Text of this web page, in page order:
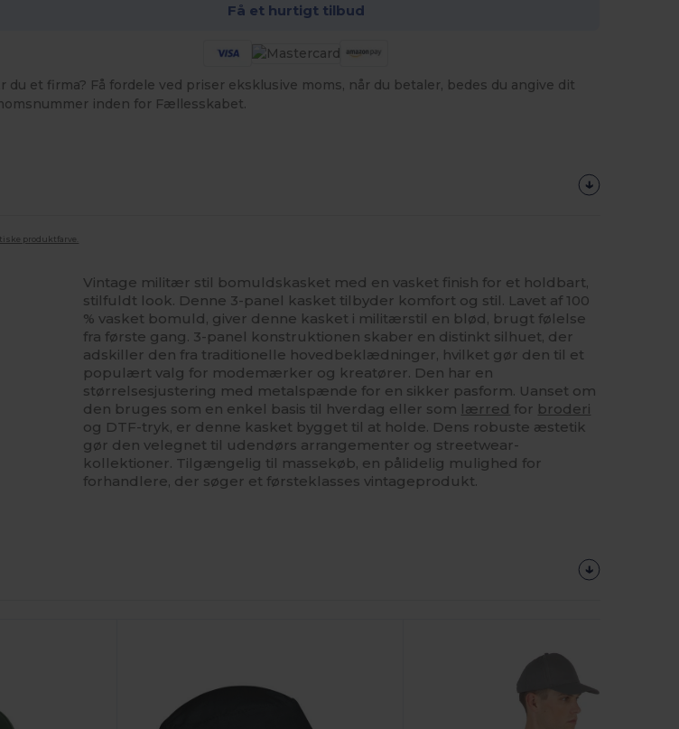
Få et hurtigt tilbud
du et firma? Få fordele ved priser eksklusive moms, når du betaler, bedes du angive dit
inden for Fællesskabet.
produktfarve.
Vintage militær stil bomuldskasket med en vasket finish for et holdbart,
stilfuldt look. Denne 3-panel kasket tilbyder komfort og stil. Lavet af 100
% vasket bomuld, giver denne kasket i militærstil en blød, brugt følelse
fra første gang. 3-panel konstruktionen skaber en distinkt silhuet, der
adskiller den fra traditionelle hovedbeklædninger, hvilket gør den til et
populært valg for modemærker og kreatører. Den har en
størrelsesjustering med metalspænde for en sikker pasform. Uanset om
den bruges som en enkel basis til hverdag eller som lærred for broderi
og DTF-tryk, er denne kasket bygget til at holde. Dens robuste æstetik
gør den velegnet til udendørs arrangementer og streetwear-
kollektioner. Tilgængelig til massekøb, en pålidelig mulighed for
forhandlere, der søger et førsteklasses vintageprodukt.